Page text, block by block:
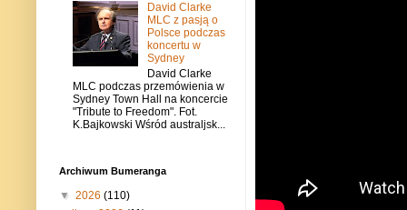
David Clarke
MLC z pasją o
Polsce podczas
koncertu w
Sydney
David Clarke
MLC podczas przemówienia w
Sydney Town Hall na koncercie
"Tribute to Freedom". Fot.
K.Bajkowski Wśród australjsk...
Archiwum Bumeranga
▼ 2026 (110)